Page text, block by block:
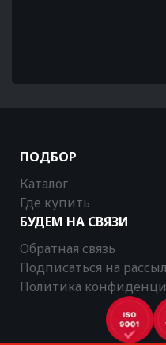
ПОДБОР
Каталог
Где купить
БУДЕМ НА СВЯЗИ
Обратная связь
Подписаться на
Политика